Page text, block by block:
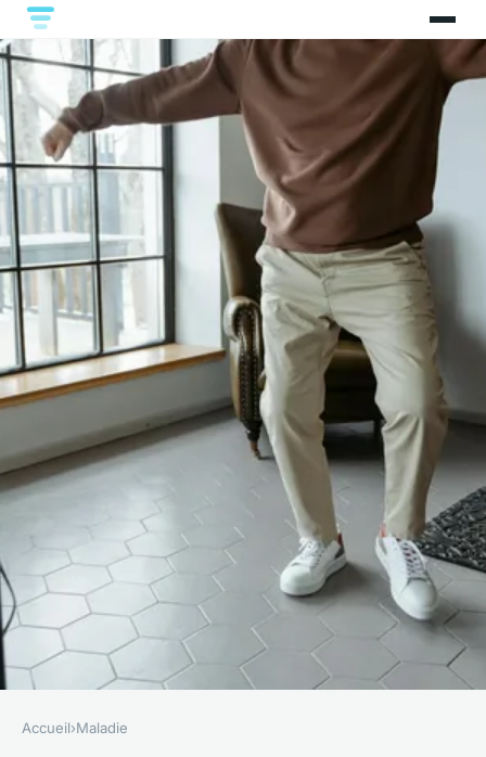
Accueil›Maladie